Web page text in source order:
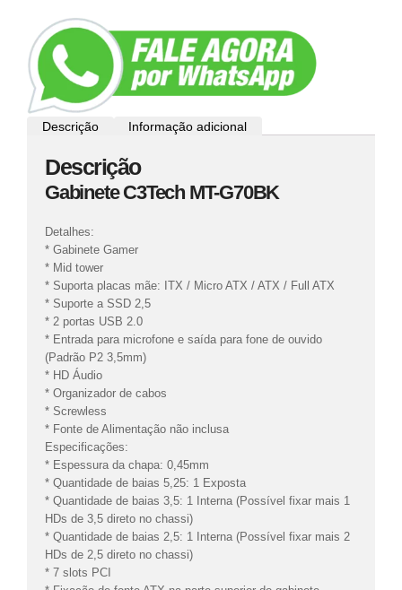
Descrição Informação adicional
Descrição
Gabinete C3Tech MT-G70BK
Detalhes:
* Gabinete Gamer
* Mid tower
* Suporta placas mãe: ITX / Micro ATX / ATX / Full ATX
* Suporte a SSD 2,5
* 2 portas USB 2.0
* Entrada para microfone e saída para fone de ouvido
(Padrão P2 3,5mm)
* HD Áudio
* Organizador de cabos
* Screwless
* Fonte de Alimentação não inclusa
Especificações:
* Espessura da chapa: 0,45mm
* Quantidade de baias 5,25: 1 Exposta
* Quantidade de baias 3,5: 1 Interna (Possível fixar mais 1
HDs de 3,5 direto no chassi)
* Quantidade de baias 2,5: 1 Interna (Possível fixar mais 2
HDs de 2,5 direto no chassi)
* 7 slots PCI